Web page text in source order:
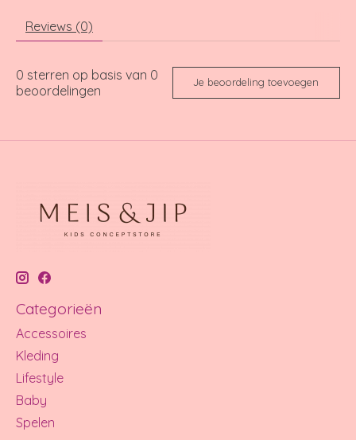
Reviews (0)
0 sterren op basis van 0
beoordelingen
Je beoordeling toevoegen
Categorieën
Accessoires
Kleding
Lifestyle
Baby
Spelen